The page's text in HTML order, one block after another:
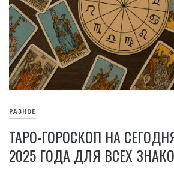
РАЗНОЕ
ТАРО-ГОРОСКОП НА
2025 ГОДА ДЛЯ ВСЕХ